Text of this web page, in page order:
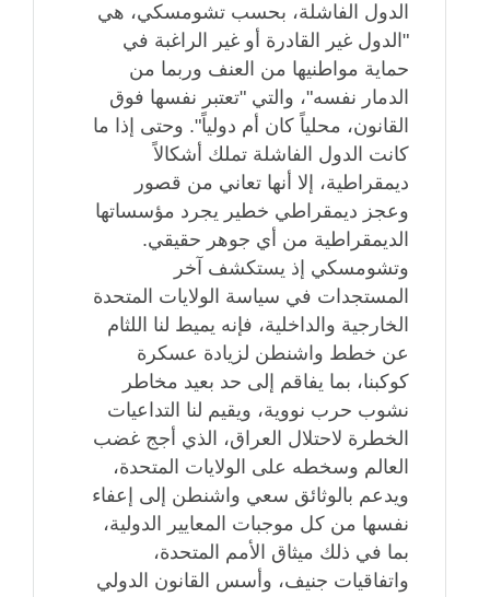
الدول الفاشلة، بحسب تشومسكي، هي
"الدول غير القادرة أو غير الراغبة في
حماية مواطنيها من العنف وربما من
الدمار نفسه"، والتي "تعتبر نفسها فوق
القانون، محلياً كان أم دولياً". وحتى إذا ما
كانت الدول الفاشلة تملك أشكالاً
ديمقراطية، إلا أنها تعاني من قصور
وعجز ديمقراطي خطير يجرد مؤسساتها
الديمقراطية من أي جوهر حقيقي.
وتشومسكي إذ يستكشف آخر
المستجدات في سياسة الولايات المتحدة
الخارجية والداخلية، فإنه يميط لنا اللثام
عن خطط واشنطن لزيادة عسكرة
كوكبنا، بما يفاقم إلى حد بعيد مخاطر
نشوب حرب نووية، ويقيم لنا التداعيات
الخطرة لاحتلال العراق، الذي أجج غضب
العالم وسخطه على الولايات المتحدة،
ويدعم بالوثائق سعي واشنطن إلى إعفاء
نفسها من كل موجبات المعايير الدولية،
بما في ذلك ميثاق الأمم المتحدة،
واتفاقيات جنيف، وأسس القانون الدولي